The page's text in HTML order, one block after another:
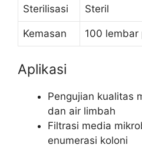
Sterilisasi Steril
Kemasan 100 lembar
Aplikasi
Pengujian kualitas
dan air limbah
Filtrasi media
enumerasi koloni